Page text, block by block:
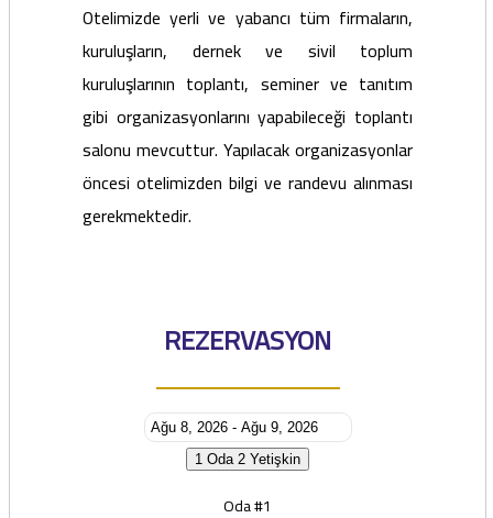
Otelimizde yerli ve yabancı tüm firmaların,
kuruluşların, dernek ve sivil toplum
kuruluşlarının toplantı, seminer ve tanıtım
gibi organizasyonlarını yapabileceği toplantı
salonu mevcuttur. Yapılacak organizasyonlar
öncesi otelimizden bilgi ve randevu alınması
gerekmektedir.
REZERVASYON
1 Oda 2 Yetişkin
Oda #1